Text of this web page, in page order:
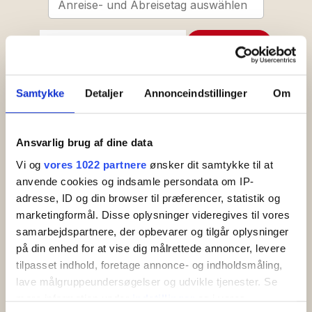
Samtykke Detaljer Annonceindstillinger Om
Ansvarlig brug af dine data
Vi og vores 1022 partnere ønsker dit samtykke til at
anvende cookies og indsamle persondata om IP-
adresse, ID og din browser til præferencer, statistik og
marketingformål. Disse oplysninger videregives til vores
samarbejdspartnere, der opbevarer og tilgår oplysninger
på din enhed for at vise dig målrettede annoncer, levere
tilpasset indhold, foretage annonce- og indholdsmåling,
lave målgruppeundersøgelser og udvikle tjenester. Se
mere information underindstillingerog i vores
Anreise- und Abreisetag auswählen
Kinder
Alter 3-18
SUCHEN
in: Allinge-Gudhjem -Hasle - Sandkås